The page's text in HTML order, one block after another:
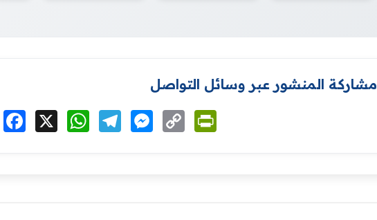
مشاركة المنشور عبر وسائل التواصل
انشر Facebook WhatsAppTelegramMessenger
Copy
Link